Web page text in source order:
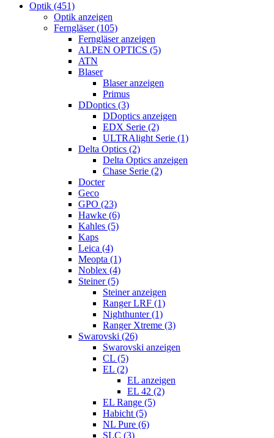
Optik (451)
Optik anzeigen
Ferngläser (105)
Ferngläser anzeigen
ALPEN OPTICS (5)
ATN
Blaser
Blaser anzeigen
Primus
DDoptics (3)
DDoptics anzeigen
EDX Serie (2)
ULTRAlight Serie (1)
Delta Optics (2)
Delta Optics anzeigen
Chase Serie (2)
Docter
Geco
GPO (23)
Hawke (6)
Kahles (5)
Kaps
Leica (4)
Meopta (1)
Noblex (4)
Steiner (5)
Steiner anzeigen
Ranger LRF (1)
Nighthunter (1)
Ranger Xtreme (3)
Swarovski (26)
Swarovski anzeigen
CL (5)
EL (2)
EL anzeigen
EL 42 (2)
EL Range (5)
Habicht (5)
NL Pure (6)
SLC (3)